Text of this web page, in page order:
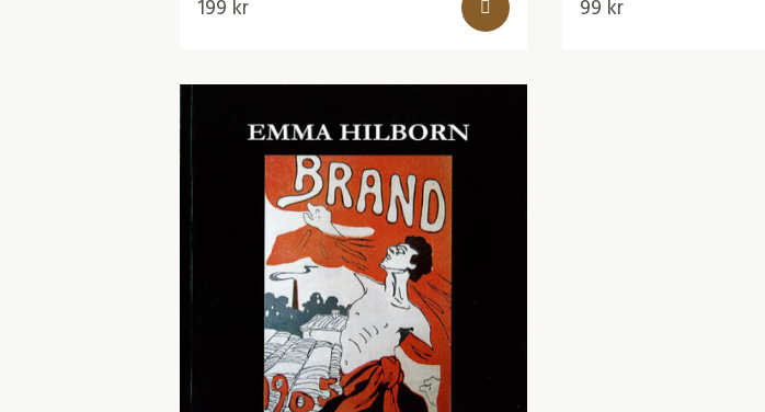
199 kr 99 kr